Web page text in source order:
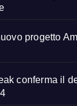
progetto
conferma il